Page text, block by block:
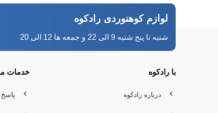
چرا
مدل‌های
لوازم کوهنوردی رادکوه
شنبه تا پنج شنبه 9 الی 22 و جمعه ها 12 الی 20
با رادکوه
درباره رادکوه
خدمات